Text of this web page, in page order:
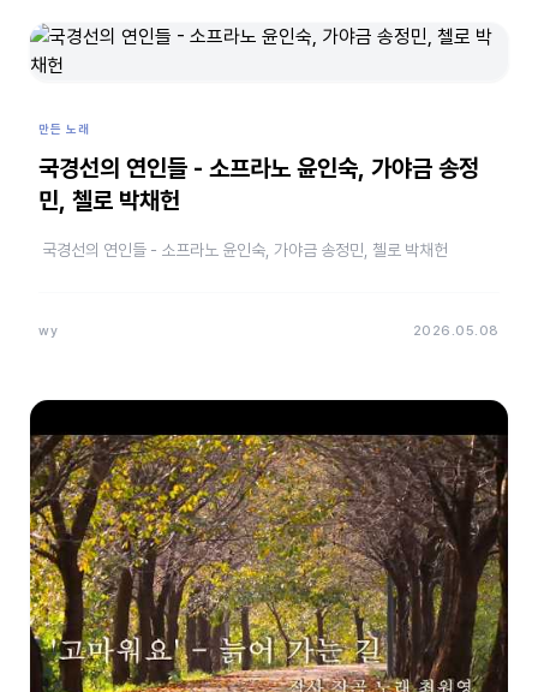
만든 노래
국경선의 연인들 - 소프라노 윤인숙, 가야금 송정
민, 첼로 박채헌
국경선의 연인들 - 소프라노 윤인숙, 가야금 송정민, 첼로 박채헌
wy 2026.05.08